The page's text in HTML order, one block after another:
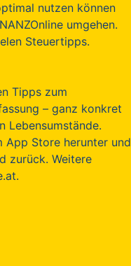
nutzen können
umgehen.
Steuertipps.
Tipps zum
– ganz konkret
Lebensumstände.
App Store herunter und
zurück. Weitere